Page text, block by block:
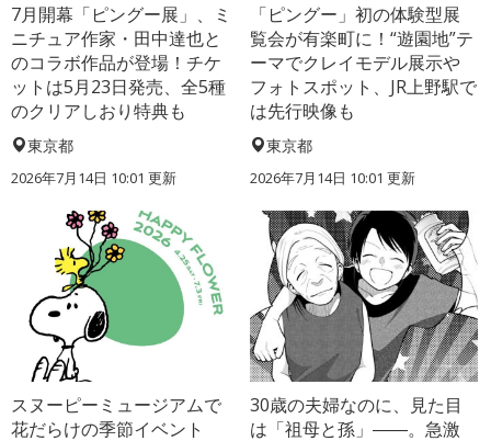
7月開幕「ピングー展」、ミ
ニチュア作家・田中達也と
のコラボ作品が登場！チケ
ットは5月23日発売、全5種
のクリアしおり特典も
東京都
2026年7月14日 10:01 更新
「ピングー」初の体験型展
覧会が有楽町に！“遊園地”テ
ーマでクレイモデル展示や
フォトスポット、JR上野駅で
は先行映像も
東京都
2026年7月14日 10:01 更新
スヌーピーミュージアムで
花だらけの季節イベント
30歳の夫婦なのに、見た目
は「祖母と孫」――。急激